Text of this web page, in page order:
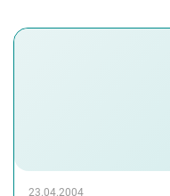
23.04.2004